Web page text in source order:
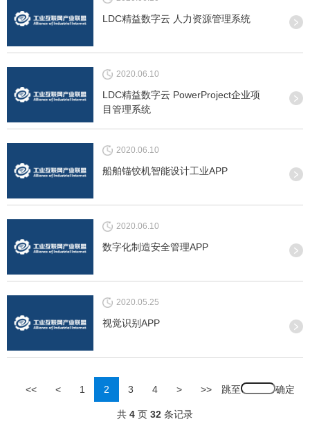
LDC精益数字云 人力资源管理系统
2020.06.10
LDC精益数字云 PowerProject企业项
目管理系统
2020.06.10
船舶锚铰机智能设计工业APP
2020.06.10
数字化制造安全管理APP
2020.05.25
视觉识别APP
<< < 1 2 3 4 > >> 跳至
共4 页 32条记录